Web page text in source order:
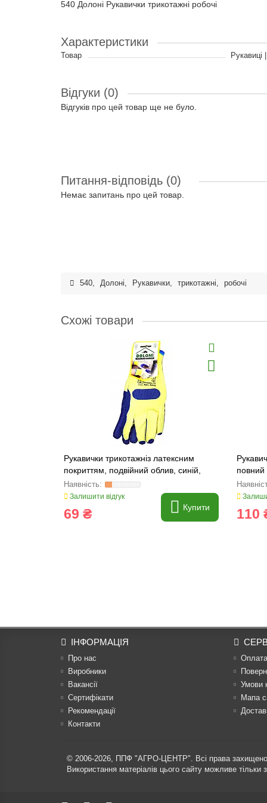
540 Долоні Рукавички трикотажні робочі
Характеристики
Товар Рукавиці
Відгуки (0)
Відгуків про цей товар ще не було.
Питання-відповідь (0)
Немає запитань про цей товар.
540, Долоні, Рукавички, трикотажні, робочі
Схожі товари
Рукавички трикотажніз латексним
покриттям, подвійний облив, синій,
розмір 10 (4502) Долоні
Залишити відгук
69 ₴ Купити
повний
(4518)
110
ІНФОРМАЦІЯ
Про нас
Виробники
Вакансії
Сертифікати
Рекомендації
Контакти
Оплата
Умови
Мапа
© 2006-2026, ППФ "АГРО-ЦЕНТР". Всі права
Використання матеріалів цього сайту можливе